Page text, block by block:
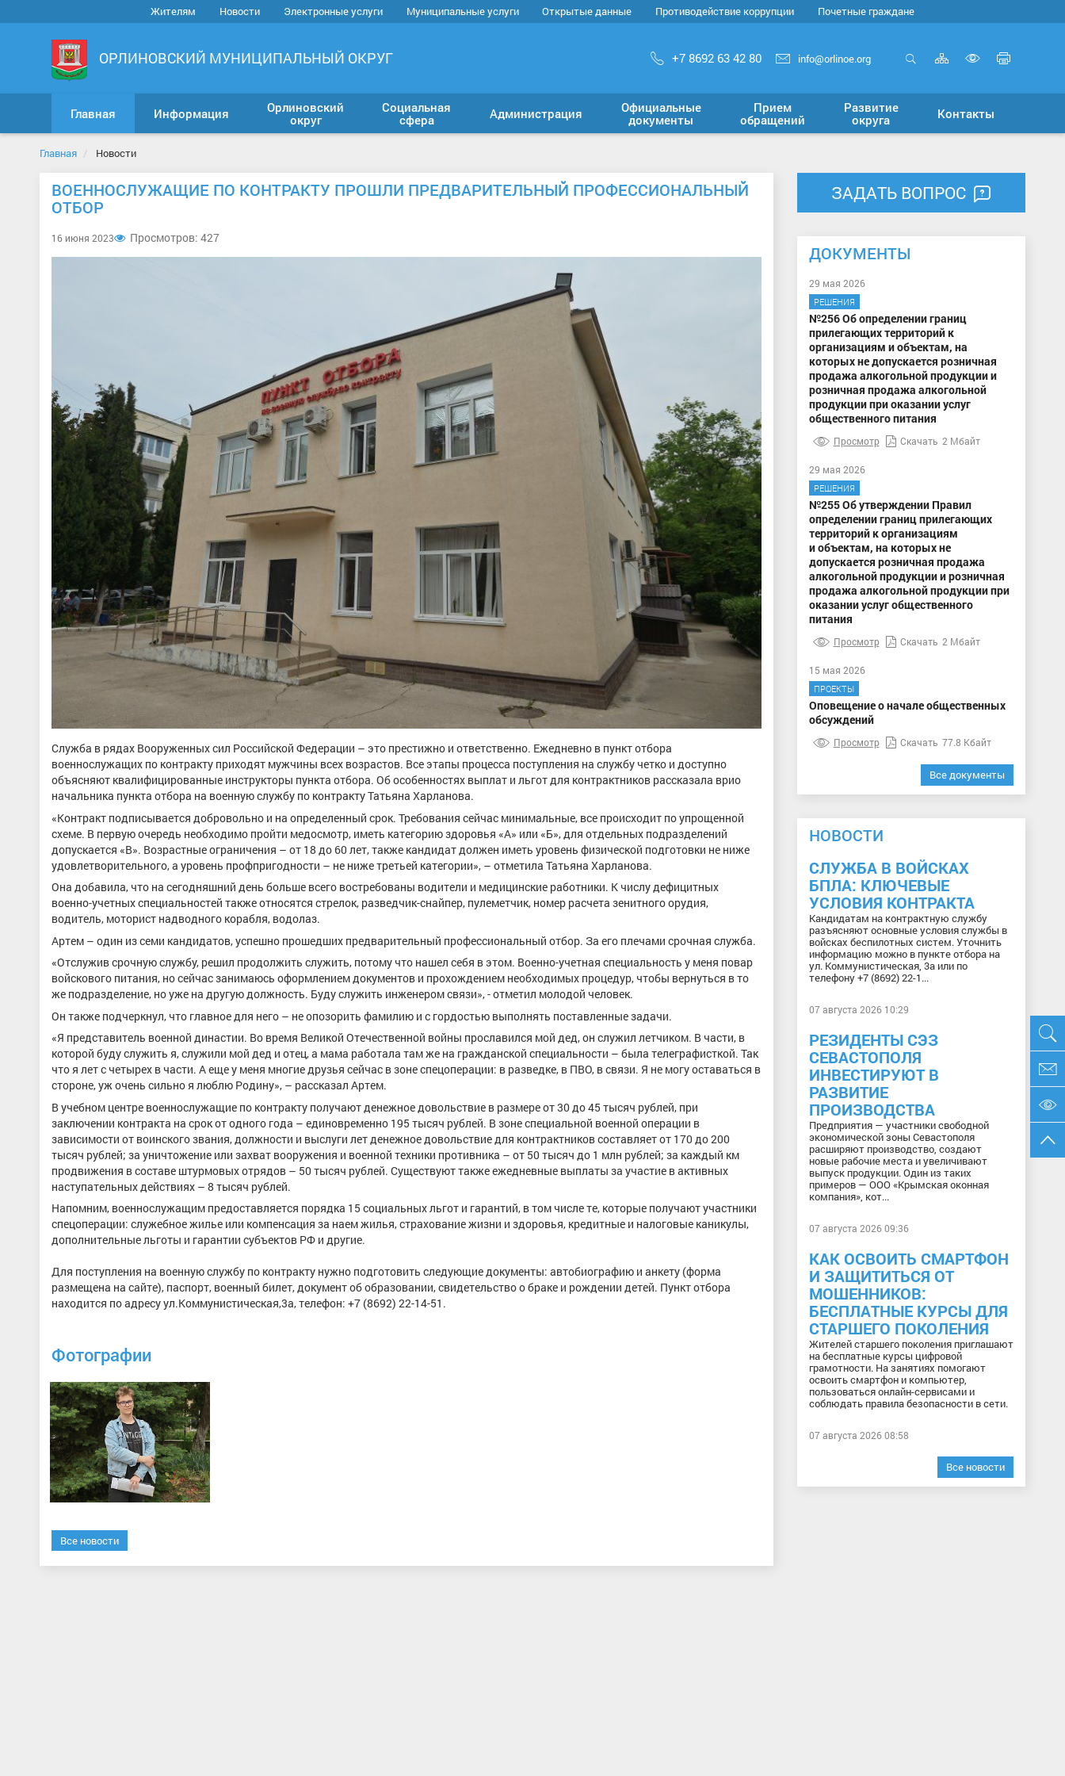
Жителям Новости Электронные услуги Муниципальные услуги Открытые данные Противодействие коррупции Почетные граждане
ОРЛИНОВСКИЙ МУНИЦИПАЛЬНЫЙ ОКРУГ +7 8692 63 42 80 info@orlinoe.org Карта
сайта
версию
для
Главная Информация
Орлиновский
округ
Социальная
сфера
Администрация
Официальные
документы
Прием
обращений
Развитие
округа
Контакты
Главная Новости
ВОЕННОСЛУЖАЩИЕ ПО КОНТРАКТУ ПРОШЛИ ПРЕДВАРИТЕЛЬНЫЙ ПРОФЕССИОНАЛЬНЫЙ
ОТБОР
16 июня 2023 Просмотров: 427
Служба в рядах Вооруженных сил Российской Федерации – это престижно и ответственно. Ежедневно в пункт отбора
военнослужащих по контракту приходят мужчины всех возрастов. Все этапы процесса поступления на службу четко и доступно
объясняют квалифицированные инструкторы пункта отбора. Об особенностях выплат и льгот для контрактников рассказала врио
начальника пункта отбора на военную службу по контракту Татьяна Харланова.
«Контракт подписывается добровольно и на определенный срок. Требования сейчас минимальные, все происходит по упрощенной
схеме. В первую очередь необходимо пройти медосмотр, иметь категорию здоровья «А» или «Б», для отдельных подразделений
допускается «В». Возрастные ограничения – от 18 до 60 лет, также кандидат должен иметь уровень физической подготовки не ниже
удовлетворительного, а уровень профпригодности – не ниже третьей категории», – отметила Татьяна Харланова.
Она добавила, что на сегодняшний день больше всего востребованы водители и медицинские работники. К числу дефицитных
военно-учетных специальностей также относятся стрелок, разведчик-снайпер, пулеметчик, номер расчета зенитного орудия,
водитель, моторист надводного корабля, водолаз.
Артем – один из семи кандидатов, успешно прошедших предварительный профессиональный отбор. За его плечами срочная служба.
«Отслужив срочную службу, решил продолжить служить, потому что нашел себя в этом. Военно-учетная специальность у меня повар
войскового питания, но сейчас занимаюсь оформлением документов и прохождением необходимых процедур, чтобы вернуться в то
же подразделение, но уже на другую должность. Буду служить инженером связи», - отметил молодой человек.
Он также подчеркнул, что главное для него – не опозорить фамилию и с гордостью выполнять поставленные задачи.
«Я представитель военной династии. Во время Великой Отечественной войны прославился мой дед, он служил летчиком. В части, в
которой буду служить я, служили мой дед и отец, а мама работала там же на гражданской специальности – была телеграфисткой. Так
что я лет с четырех в части. А еще у меня многие друзья сейчас в зоне спецоперации: в разведке, в ПВО, в связи. Я не могу оставаться в
стороне, уж очень сильно я люблю Родину», – рассказал Артем.
В учебном центре военнослужащие по контракту получают денежное довольствие в размере от 30 до 45 тысяч рублей, при
заключении контракта на срок от одного года – единовременно 195 тысяч рублей. В зоне специальной военной операции в
зависимости от воинского звания, должности и выслуги лет денежное довольствие для контрактников составляет от 170 до 200
тысяч рублей; за уничтожение или захват вооружения и военной техники противника – от 50 тысяч до 1 млн рублей; за каждый км
продвижения в составе штурмовых отрядов – 50 тысяч рублей. Существуют также ежедневные выплаты за участие в активных
наступательных действиях – 8 тысяч рублей.
Напомним, военнослужащим предоставляется порядка 15 социальных льгот и гарантий, в том числе те, которые получают участники
спецоперации: служебное жилье или компенсация за наем жилья, страхование жизни и здоровья, кредитные и налоговые каникулы,
дополнительные льготы и гарантии субъектов РФ и другие.
Для поступления на военную службу по контракту нужно подготовить следующие документы: автобиографию и анкету (форма
размещена на сайте), паспорт, военный билет, документ об образовании, свидетельство о браке и рождении детей. Пункт отбора
находится по адресу ул.Коммунистическая,3а, телефон: +7 (8692) 22-14-51.
Фотографии
Все новости
ЗАДАТЬ ВОПРОС
ДОКУМЕНТЫ
29 мая 2026
РЕШЕНИЯ
№256 Об определении границ
прилегающих территорий к
организациям и объектам, на
которых не допускается розничная
продажа алкогольной продукции и
розничная продажа алкогольной
продукции при оказании услуг
общественного питания
Просмотр Скачать 2 Мбайт
29 мая 2026
РЕШЕНИЯ
№255 Об утверждении Правил
определении границ прилегающих
территорий к организациям
и объектам, на которых не
допускается розничная продажа
алкогольной продукции и розничная
продажа алкогольной продукции при
оказании услуг общественного
питания
Просмотр Скачать 2 Мбайт
15 мая 2026
ПРОЕКТЫ
Оповещение о начале общественных
обсуждений
Просмотр Скачать 77.8 Кбайт
Все документы
НОВОСТИ
СЛУЖБА В ВОЙСКАХ
БПЛА: КЛЮЧЕВЫЕ
УСЛОВИЯ КОНТРАКТА
Кандидатам на контрактную службу
разъясняют основные условия службы в
войсках беспилотных систем. Уточнить
информацию можно в пункте отбора на
ул. Коммунистическая, 3а или по
телефону +7 (8692) 22-1...
07 августа 2026 10:29
РЕЗИДЕНТЫ СЭЗ
СЕВАСТОПОЛЯ
ИНВЕСТИРУЮТ В
РАЗВИТИЕ
ПРОИЗВОДСТВА
Предприятия — участники свободной
экономической зоны Севастополя
расширяют производство, создают
новые рабочие места и увеличивают
выпуск продукции. Один из таких
примеров — ООО «Крымская оконная
компания», кот...
07 августа 2026 09:36
КАК ОСВОИТЬ СМАРТФОН
И ЗАЩИТИТЬСЯ ОТ
МОШЕННИКОВ:
БЕСПЛАТНЫЕ КУРСЫ ДЛЯ
СТАРШЕГО ПОКОЛЕНИЯ
Жителей старшего поколения приглашают
на бесплатные курсы цифровой
грамотности. На занятиях помогают
освоить смартфон и компьютер,
пользоваться онлайн-сервисами и
соблюдать правила безопасности в сети.
07 августа 2026 08:58
Все новости